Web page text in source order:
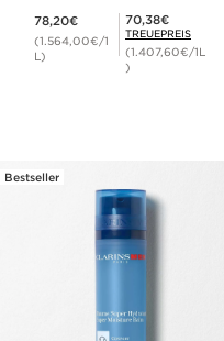
78,20€
(1.564,00€/1
L)
Mitgliederpreis 70,38€
70,38€
TREUEPREIS
(1.407,60€/1L
)
Bestseller